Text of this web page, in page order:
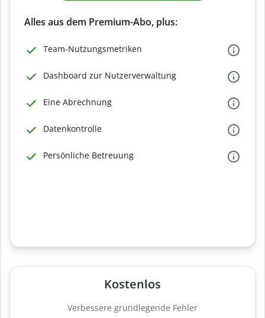
Alles aus dem Premium-Abo, plus:
Team-Nutzungsmetriken
Dashboard zur Nutzerverwaltung
Eine Abrechnung
Datenkontrolle
Persönliche Betreuung
Kostenlos
Verbessere grundlegende Fehler